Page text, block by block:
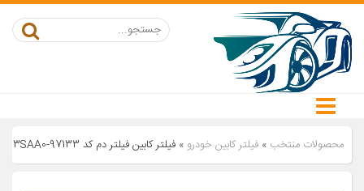
محصولات منتخب » فیلتر کابین خودرو » فیلتر کابین فیلتر دم کد 97133-3SAA0 مناسب برای کیا کادنزا